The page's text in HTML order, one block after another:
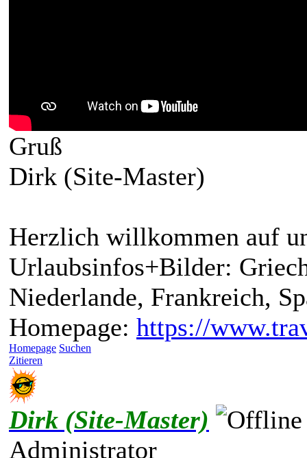
Gruß
Dirk (Site-Master)
Herzlich willkommen auf
Urlaubsinfos+Bilder:
Niederlande, Frankreich,
Homepage: https://
Homepage Suchen
Zitieren
Dirk (Site-Master)
Administrator